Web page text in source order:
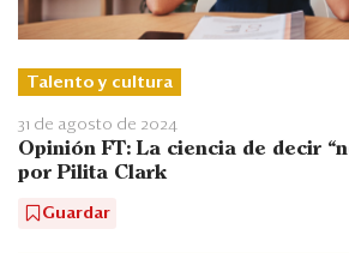
Talento y cultura
31 de agosto de 2024
Opinión FT: La ciencia de decir
por Pilita Clark
Guardar